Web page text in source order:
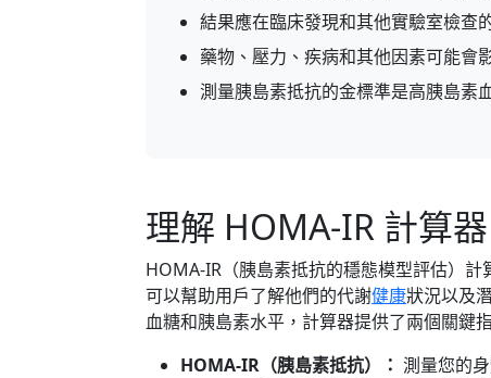
結果應在臨床發現和其他實驗室檢查
藥物、壓力、疾病和其他因素可能會
測量胰島素抵抗的金標準是高胰島素
理解 HOMA-IR 計算器
HOMA-IR（胰島素抵抗的穩態模型評估）
可以幫助用戶了解他們的代謝健康狀況以及
血糖和胰島素水平，計算器提供了兩個關鍵指
HOMA-IR（胰島素抵抗）： 測量您的